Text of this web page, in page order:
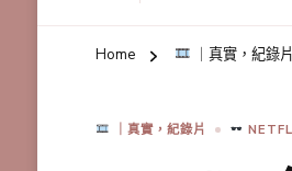
Home ｜真實，紀錄片
｜真實，紀錄片